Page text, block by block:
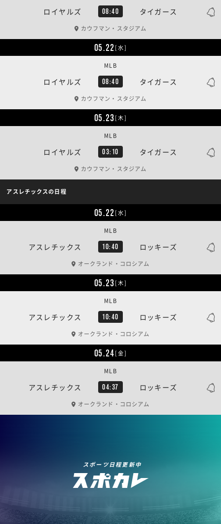
ロイヤルズ 08:40 タイガース
カウフマン・スタジアム
05.22[水]
ロイヤルズ 08:40 タイガース
MLB
カウフマン・スタジアム
05.23[木]
ロイヤルズ 03:10 タイガース
MLB
カウフマン・スタジアム
アスレチックスの日程
05.22[水]
アスレチックス 10:40 ロッキーズ
MLB
オークランド・コロシアム
05.23[木]
アスレチックス 10:40 ロッキーズ
MLB
オークランド・コロシアム
05.24[金]
アスレチックス 04:37 ロッキーズ
MLB
オークランド・コロシアム
スポーツ日程更新中